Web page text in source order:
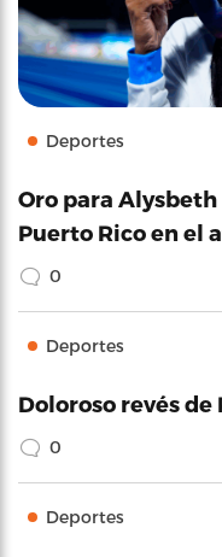
Deportes
Oro para
Puerto Rico en el
0
Deportes
Doloroso revés
0
Deportes